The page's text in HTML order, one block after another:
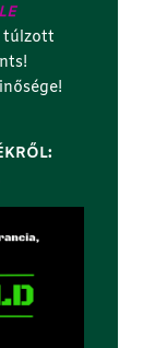
túlzott